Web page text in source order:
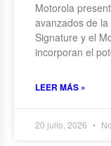
Motorola
avanzados de
Signature y el
incorporan el
LEER MÁS »
20 julio, 2026